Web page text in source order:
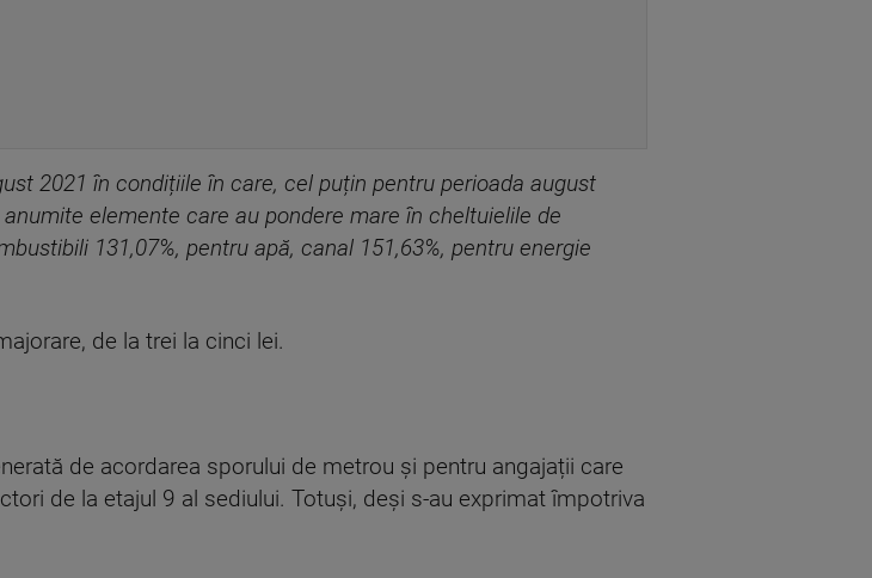
2021 în condițiile în care, cel puțin pentru perioada august
elemente care au pondere mare în cheltuielile de
131,07%, pentru apă, canal 151,63%, pentru energie
de la trei la cinci lei.
de acordarea sporului de metrou și pentru angajații care
de la etajul 9 al sediului. Totuși, deși s-au exprimat împotriva